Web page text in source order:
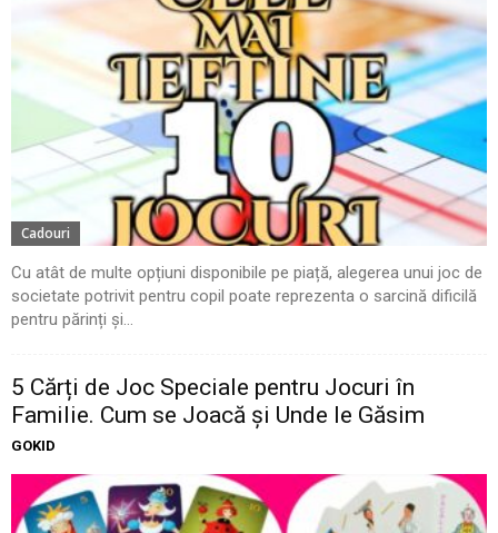
Cadouri
Cu atât de multe opțiuni disponibile pe piață, alegerea unui joc de
societate potrivit pentru copil poate reprezenta o sarcină dificilă
pentru părinți și...
5 Cărți de Joc Speciale pentru Jocuri în
Familie. Cum se Joacă și Unde le Găsim
GOKID